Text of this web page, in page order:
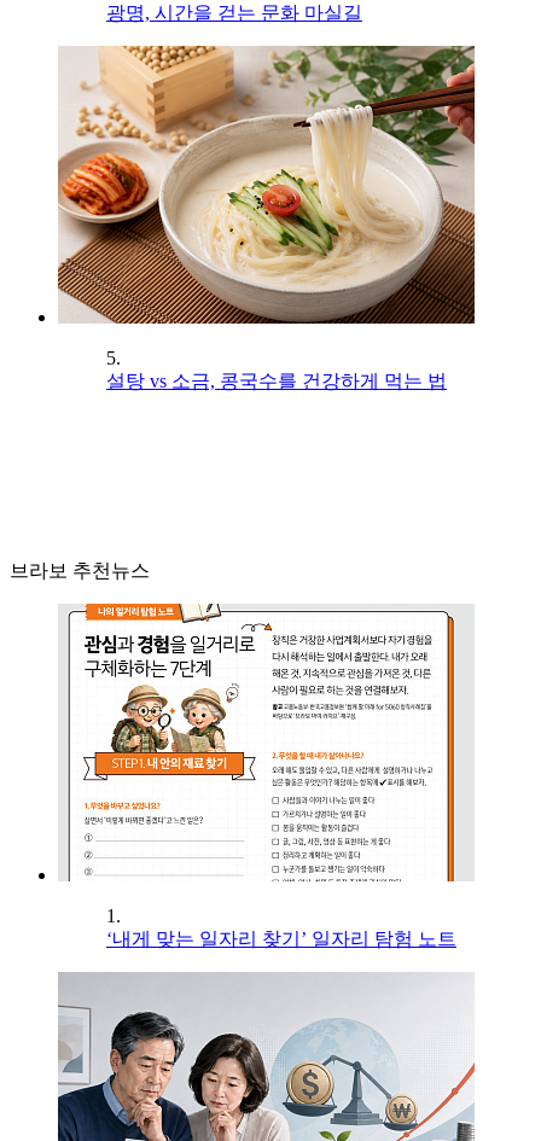
광명, 시간을 걷는 문화 마실길
5.
설탕 vs 소금, 콩국수를 건강하게 먹는 법
브라보 추천뉴스
1.
‘내게 맞는 일자리 찾기’ 일자리 탐험 노트